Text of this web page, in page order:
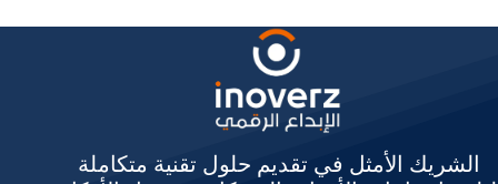
الشريك الأمثل في تقديم حلول تقنية متكاملة